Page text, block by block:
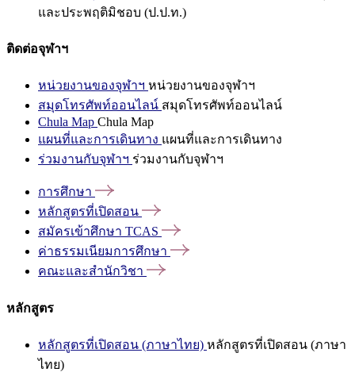
และประพฤติมิชอบ (ป.ป.ท.)
ติดต่อจุฬาฯ
หน่วยงานของจุฬาฯ หน่วยงานของจุฬาฯ
สมุดโทรศัพท์ออนไลน์ สมุดโทรศัพท์ออนไลน์
Chula Map Chula Map
แผนที่และการเดินทาง แผนที่และการเดินทาง
ร่วมงานกับจุฬาฯ ร่วมงานกับจุฬาฯ
การศึกษา
หลักสูตรที่เปิดสอน
สมัครเข้าศึกษา TCAS
ค่าธรรมเนียมการศึกษา
คณะและสำนักวิชา
หลักสูตร
หลักสูตรที่เปิดสอน (ภาษาไทย) หลักสูตรที่เปิดสอน (ภาษา
ไทย)